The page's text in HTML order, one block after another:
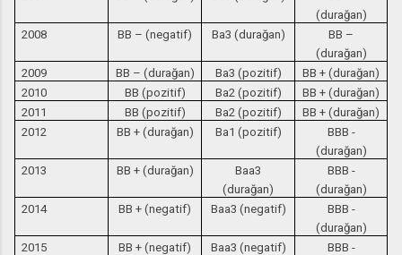
(durağan)
2008
BB – (negatif) Ba3 (durağan)
BB –
(durağan)
2009
BB – (durağan) Ba3 (pozitif)
BB + (durağan)
2010
BB (pozitif) Ba2 (pozitif)
BB + (durağan)
2011
BB (pozitif) Ba2 (pozitif)
BB + (durağan)
2012
BB + (durağan) Ba1 (pozitif)
BBB -
(durağan)
2013
BB + (durağan)
Baa3
(durağan)
BBB -
(durağan)
2014
BB + (negatif) Baa3 (negatif)
BBB -
(durağan)
2015
BB + (negatif) Baa3 (negatif)
BBB -